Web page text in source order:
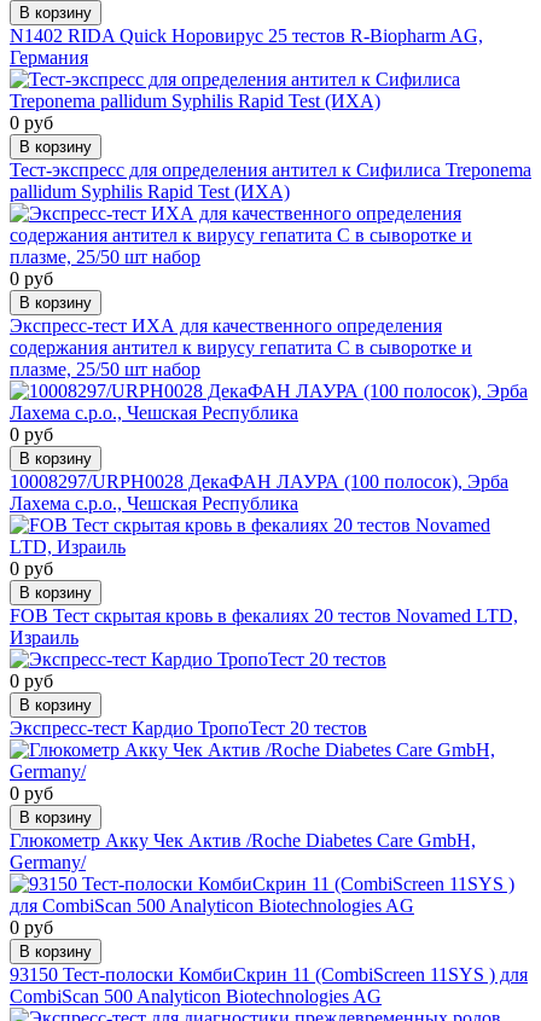
В корзину
N1402 RIDA Quick Норовирус 25 тестов R-Biopharm AG,
Германия
0 руб
В корзину
Тест-экспресс для определения антител к Сифилиса Treponema
рallidum Syphilis Rapid Test (ИХА)
0 руб
В корзину
Экспресс-тест ИХА для качественного определения
содержания антител к вирусу гепатита С в сыворотке и
плазме, 25/50 шт набор
0 руб
В корзину
10008297/URPH0028 ДекаФАН ЛАУРА (100 полосок), Эрба
Лахема с.р.о., Чешская Республика
0 руб
В корзину
FOB Тест скрытая кровь в фекалиях 20 тестов Novamed LTD,
Израиль
0 руб
В корзину
Экспресс-тест Кардио ТропоТест 20 тестов
0 руб
В корзину
Глюкометр Акку Чек Актив /Roche Diabetes Care GmbH,
Germany/
0 руб
В корзину
93150 Тест-полоски КомбиСкрин 11 (CombiScreen 11SYS ) для
CombiScan 500 Analyticon Biotechnologies AG